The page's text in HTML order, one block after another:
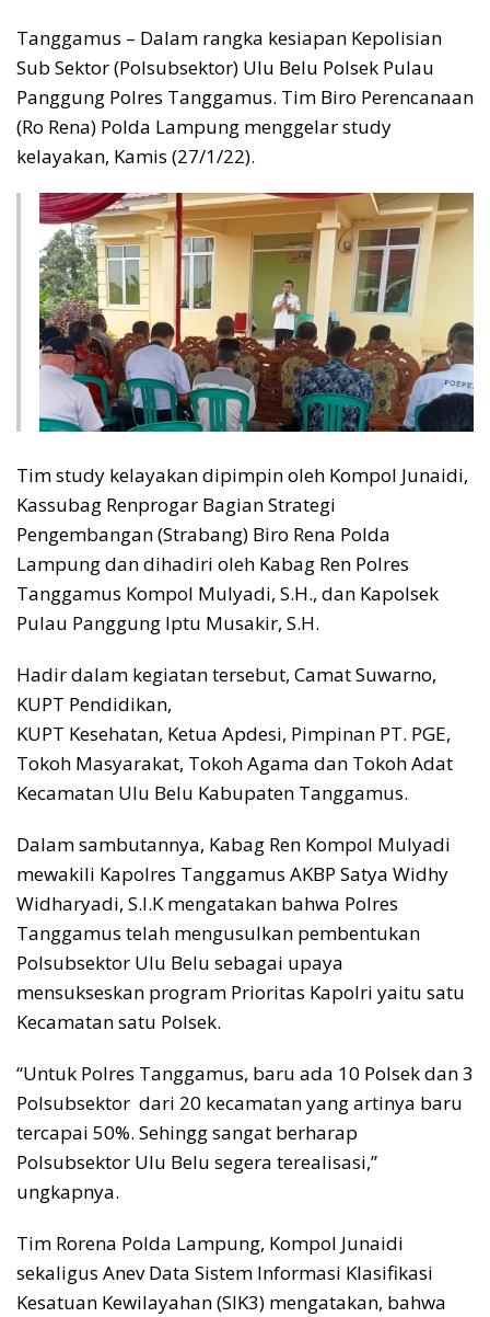
Tanggamus – Dalam rangka kesiapan Kepolisian
Sub Sektor (Polsubsektor) Ulu Belu Polsek Pulau
Panggung Polres Tanggamus. Tim Biro Perencanaan
(Ro Rena) Polda Lampung menggelar study
kelayakan, Kamis (27/1/22).
Tim study kelayakan dipimpin oleh Kompol Junaidi,
Kassubag Renprogar Bagian Strategi
Pengembangan (Strabang) Biro Rena Polda
Lampung dan dihadiri oleh Kabag Ren Polres
Tanggamus Kompol Mulyadi, S.H., dan Kapolsek
Pulau Panggung Iptu Musakir, S.H.
Hadir dalam kegiatan tersebut, Camat Suwarno,
KUPT Pendidikan,
KUPT Kesehatan, Ketua Apdesi, Pimpinan PT. PGE,
Tokoh Masyarakat, Tokoh Agama dan Tokoh Adat
Kecamatan Ulu Belu Kabupaten Tanggamus.
Dalam sambutannya, Kabag Ren Kompol Mulyadi
mewakili Kapolres Tanggamus AKBP Satya Widhy
Widharyadi, S.I.K mengatakan bahwa Polres
Tanggamus telah mengusulkan pembentukan
Polsubsektor Ulu Belu sebagai upaya
mensukseskan program Prioritas Kapolri yaitu satu
Kecamatan satu Polsek.
“Untuk Polres Tanggamus, baru ada 10 Polsek dan 3
Polsubsektor dari 20 kecamatan yang artinya baru
tercapai 50%. Sehingg sangat berharap
Polsubsektor Ulu Belu segera terealisasi,”
ungkapnya.
Tim Rorena Polda Lampung, Kompol Junaidi
sekaligus Anev Data Sistem Informasi Klasifikasi
Kesatuan Kewilayahan (SIK3) mengatakan, bahwa